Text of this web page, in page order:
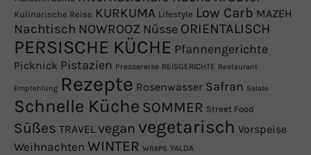
Kulinarische Reise KURKUMA Lifestyle Low Carb MAZEH
Nachtisch NOWROOZ Nüsse ORIENTALISCH
PERSISCHE KÜCHE Pfannengerichte
Picknick Pistazien Pressereise REISGERICHTE Restaurant
Empfehlung Rezepte Rosenwasser Safran Salate
Schnelle Küche SOMMER Street Food
Süßes TRAVEL vegan vegetarisch Vorspeise
Weihnachten WINTER WRAPS YALDA